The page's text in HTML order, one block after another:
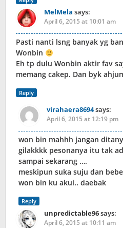
MelMela says:
April 6, 2015 at 10:01 am
Pasti nanti lsng banyak yg
Wonbin
Eh tp dulu Wonbin aktir fav
memang cakep. Dan byk
Reply
virahaera8694says:
April 6, 2015 at 12:19 pm
won bin mahhh jangan
gilakkkk pesonanya itu tak
sampai sekarang ….
meskipun suka suju dan
won bin ku akui.. daebak
Reply
unpredictable96says:
April 6, 2015 at 10:11 am